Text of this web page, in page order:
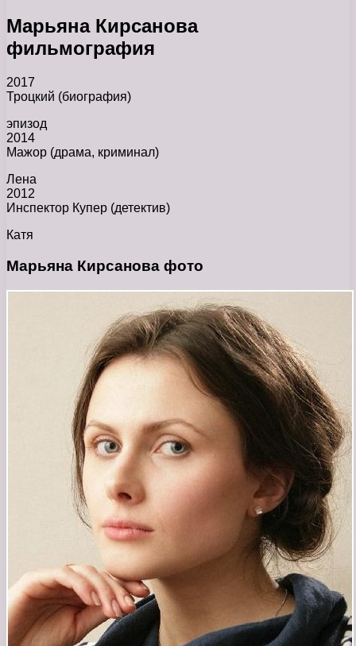
Марьяна Кирсанова
фильмография
2017
Троцкий (биография)
эпизод
2014
Мажор (драма, криминал)
Лена
2012
Инспектор Купер (детектив)
Катя
Марьяна Кирсанова фото